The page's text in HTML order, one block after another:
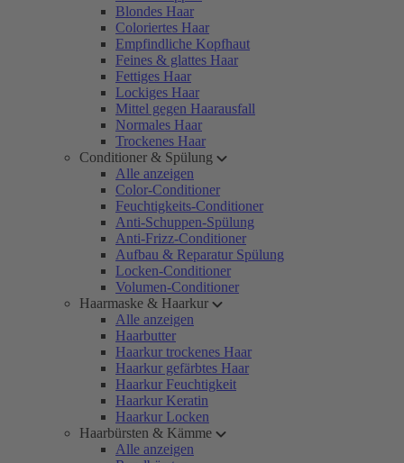
Blondes Haar
Coloriertes Haar
Empfindliche Kopfhaut
Feines & glattes Haar
Fettiges Haar
Lockiges Haar
Mittel gegen Haarausfall
Normales Haar
Trockenes Haar
Conditioner & Spülung
Alle anzeigen
Color-Conditioner
Feuchtigkeits-Conditioner
Anti-Schuppen-Spülung
Anti-Frizz-Conditioner
Aufbau & Reparatur Spülung
Locken-Conditioner
Volumen-Conditioner
Haarmaske & Haarkur
Alle anzeigen
Haarbutter
Haarkur trockenes Haar
Haarkur gefärbtes Haar
Haarkur Feuchtigkeit
Haarkur Keratin
Haarkur Locken
Haarbürsten & Kämme
Alle anzeigen